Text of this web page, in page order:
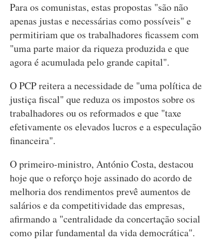
Para os comunistas, estas propostas "são não
apenas justas e necessárias como possíveis" e
permitiriam que os trabalhadores ficassem com
"uma parte maior da riqueza produzida e que
agora é acumulada pelo grande capital".
O PCP reitera a necessidade de "uma política de
justiça fiscal" que reduza os impostos sobre os
trabalhadores ou os reformados e que "taxe
efetivamente os elevados lucros e a especulação
financeira".
O primeiro-ministro, António Costa, destacou
hoje que o reforço hoje assinado do acordo de
melhoria dos rendimentos prevê aumentos de
salários e da competitividade das empresas,
afirmando a "centralidade da concertação social
como pilar fundamental da vida democrática".